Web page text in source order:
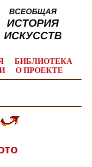
БИБЛИОТЕКА
О ПРОЕКТЕ